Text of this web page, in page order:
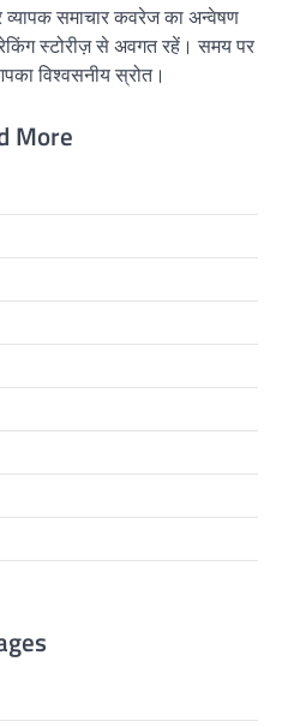
व्यापक समाचार कवरेज का अन्वेषण
स्टोरीज़ से अवगत रहें। समय पर
विश्वसनीय स्रोत।
More